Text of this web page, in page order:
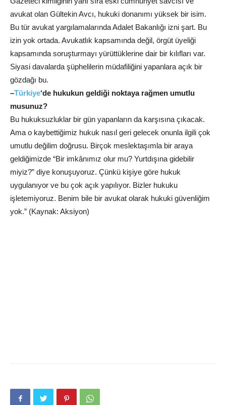
avukat olan Gültekin Avcı, hukuki donanımı yüksek bir isim.
Bu tür avukat yargılamalarında Adalet Bakanlığı izni şart. Bu
izin yok ortada. Avukatlık kapsamında değil, örgüt üyeliği
kapsamında soruşturmayı yürüttüklerine dair bir kılıfları var.
Siyasi davalarda şüphelilerin müdafiliğini yapanlara açık bir
gözdağı bu.
–Türkiye‘de hukukun geldiği noktaya rağmen umutlu
musunuz?
Bu hukuksuzluklar bir gün yapanların da karşısına çıkacak.
Ama o kaybettiğimiz hukuk nasıl geri gelecek onunla ilgili çok
umutlu değilim doğrusu. Birçok meslektaşımla bir araya
geldiğimizde “Bir imkânımız olur mu? Yurtdışına gidebilir
miyiz?” diye konuşuyoruz. Çünkü kişiye göre hukuk
uygulanıyor ve bu çok açık yapılıyor. Bizler hukuku
işletemiyoruz. Benim bile bir avukat olarak hukuki güvenliğim
yok.” (Kaynak: Aksiyon)